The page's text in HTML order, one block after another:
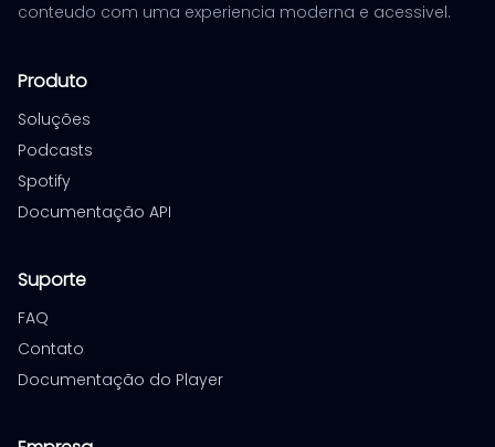
conteudo com uma experiencia moderna e acessivel.
Produto
Soluções
Podcasts
Spotify
Documentação API
Suporte
FAQ
Contato
Documentação do Player